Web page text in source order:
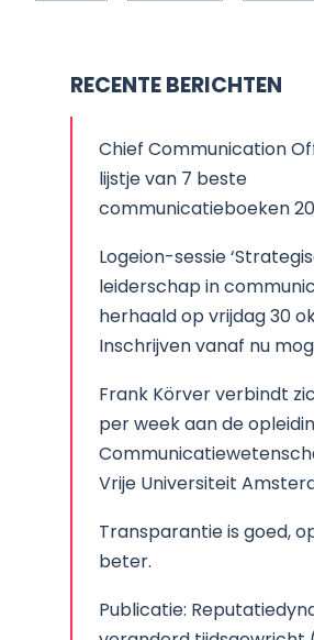
RECENTE BERICHTEN
Chief Communication
lijstje van 7 beste
communicatieboeken
Logeion-sessie
leiderschap in
herhaald op vrijdag 30
Inschrijven vanaf nu
Frank Körver verbindt
per week aan de
Vrije Universiteit
Transparantie is goed,
beter.
Publicatie: